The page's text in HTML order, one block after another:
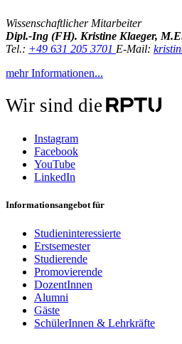
Wissenschaftlicher Mitarbeiter
Dipl.-Ing (FH). Kristine Klaeger,
Tel.: +49 631 205 3701 E-Mail:
mehr Informationen...
Wir sind die
Instagram
Facebook
YouTube
LinkedIn
Informationsangebot für
Studieninteressierte
Erstsemester
Studierende
Promovierende
DozentInnen
Alumni
Gäste
SchülerInnen & Lehrkräfte